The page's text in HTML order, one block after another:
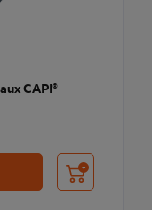
CAPI®
Ajouter au